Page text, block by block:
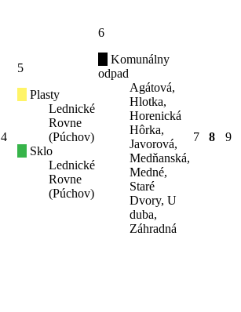
4
5
Plasty
Lednické
Rovne
(Púchov)
Sklo
Lednické
Rovne
(Púchov)
6
Komunálny
odpad
Agátová,
Hlotka,
Horenická
Hôrka,
Javorová,
Medňanská,
Medné,
Staré
Dvory, U
duba,
Záhradná
7 8 9